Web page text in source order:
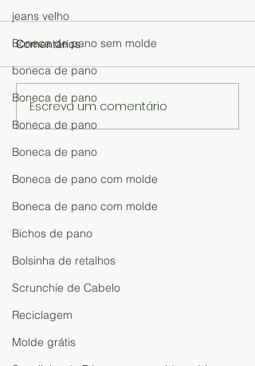
jeans velho
Boneca de pano sem molde
boneca de pano
Boneca de pano
Boneca de pano
Boneca de pano
Boneca de pano com molde
Boneca de pano com molde
Bichos de pano
Bolsinha de retalhos
Scrunchie de Cabelo
Reciclagem
Molde grátis
Boneca Eloá de Pano:
Aprenda a Fazer Essa
Boneca Encantadora
Comentários
Escreva um comentário